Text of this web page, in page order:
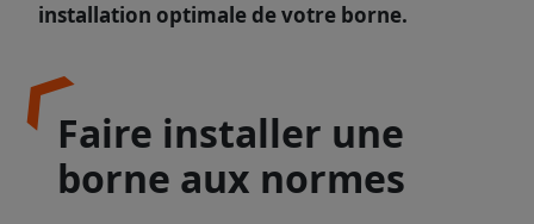
installation optimale de votre borne.
Faire installer une
borne aux normes